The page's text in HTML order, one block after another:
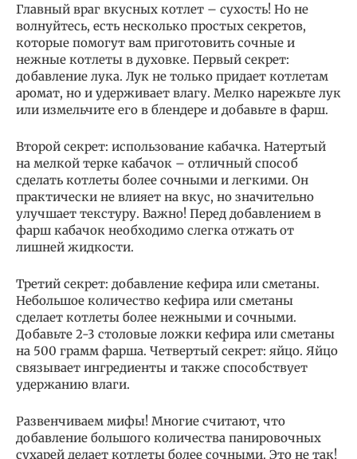
Главный враг вкусных котлет – сухость! Но не
волнуйтесь, есть несколько простых секретов,
которые помогут вам приготовить сочные и
нежные котлеты в духовке. Первый секрет:
добавление лука. Лук не только придает котлетам
аромат, но и удерживает влагу. Мелко нарежьте лук
или измельчите его в блендере и добавьте в фарш.
Второй секрет: использование кабачка. Натертый
на мелкой терке кабачок – отличный способ
сделать котлеты более сочными и легкими. Он
практически не влияет на вкус, но значительно
улучшает текстуру. Важно! Перед добавлением в
фарш кабачок необходимо слегка отжать от
лишней жидкости.
Третий секрет: добавление кефира или сметаны.
Небольшое количество кефира или сметаны
сделает котлеты более нежными и сочными.
Добавьте 2-3 столовые ложки кефира или сметаны
на 500 грамм фарша. Четвертый секрет: яйцо. Яйцо
связывает ингредиенты и также способствует
удержанию влаги.
Развенчиваем мифы! Многие считают, что
добавление большого количества панировочных
сухарей делает котлеты более сочными. Это не так!